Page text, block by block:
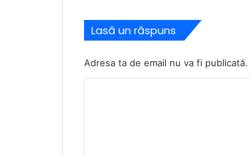
Lasă un răspuns
Adresa ta de email nu va fi publicată.